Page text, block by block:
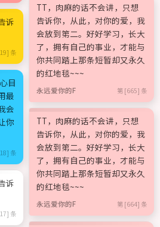
诉
条
最
会
你
条
诉
条
TT，肉麻的话不会讲，只想
告诉你，从此，对你的爱，我
会放到第二。好好学习，长大
了，拥有自己的事业，才能与
你共同踏上那条短暂却又永久
的红地毯~~~
永远爱你的F 第 [665] 条
TT，肉麻的话不会讲，只想
告诉你，从此，对你的爱，我
会放到第二。好好学习，长大
了，拥有自己的事业，才能与
你共同踏上那条短暂却又永久
的红地毯~~~
永远爱你的F 第 [664] 条